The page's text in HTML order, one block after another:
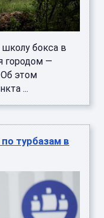
бокса в
городом —
этом
...
турбазам в